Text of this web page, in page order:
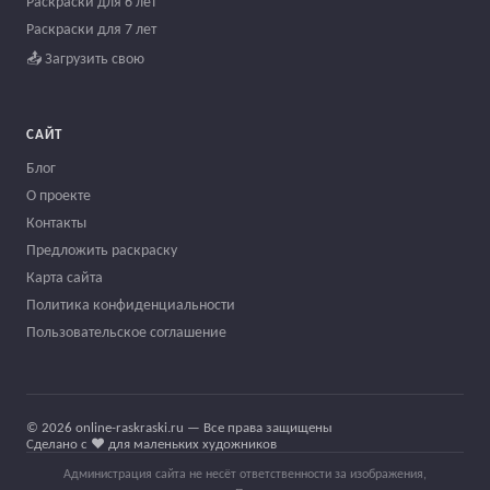
Раскраски для 7 лет
📤 Загрузить свою
САЙТ
Блог
О проекте
Контакты
Предложить раскраску
Карта сайта
Политика конфиденциальности
Пользовательское соглашение
© 2026 online-raskraski.ru — Все права защищены
Сделано с ❤️ для маленьких художников
Администрация сайта не несёт ответственности за изображения,